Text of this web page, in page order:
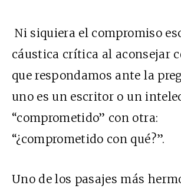
Ni siquiera el compromiso
cáustica crítica al aconsejar
que respondamos ante la
uno es un escritor o un
“comprometido” con otra:
“¿comprometido con qué?”.
Uno de los pasajes más